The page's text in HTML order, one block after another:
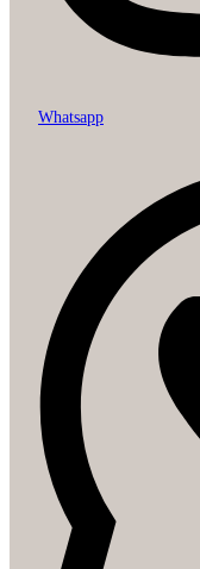
Whatsapp